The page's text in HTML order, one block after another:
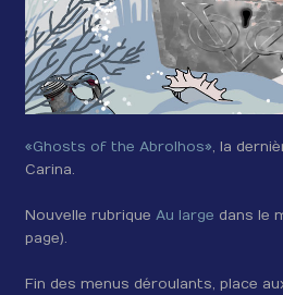
«Ghosts of the Abrolhos», la
Carina.
Nouvelle rubriqueAu large dans le
page).
Fin des menus déroulants, place